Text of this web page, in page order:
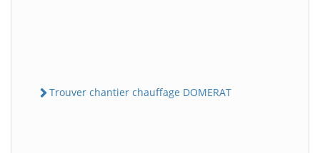
Trouver chantier chauffage DOMERAT